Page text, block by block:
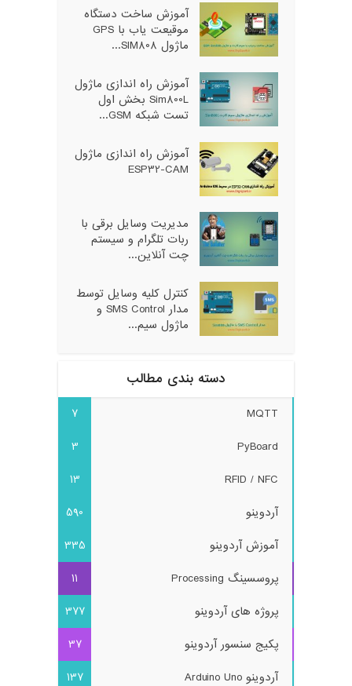
آموزش ساخت دستگاه
موقیعت یاب با GPS
ماژول SIM808...
آموزش راه اندازی ماژول
Sim800L بخش اول
تست شبکه GSM...
آموزش راه اندازی ماژول
ESP32-CAM
مدیریت وسایل برقی با
ربات تلگرام و سیستم
چت آنلاین...
کنترل کلیه وسایل توسط
مدار SMS Control و
ماژول سیم...
دسته بندی مطالب
MQTT
7
PyBoard
3
RFID / NFC
13
آردوینو
590
آموزش آردوینو
335
پروسسینگ Processing
11
پروژه های آردوینو
377
پکیج سنسور آردوینو
37
آردوینو Arduino Uno
137